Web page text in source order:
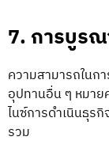
7. การบูร
ความสามารถในก
อุปทานอื่น ๆ หมาย
ไนซ์การดำเนินธุร
รวม